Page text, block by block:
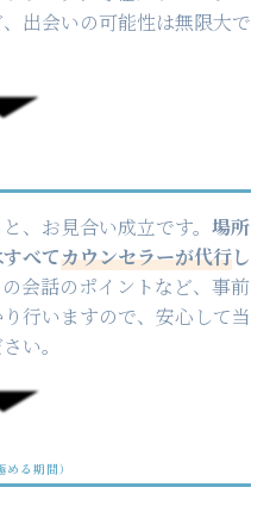
出会いの可能性は無限大で
、お見合い成立です。 場所
べてカウンセラーが代行し
会話のポイントなど、事前
行いますので、安心して当
い。
める期間）